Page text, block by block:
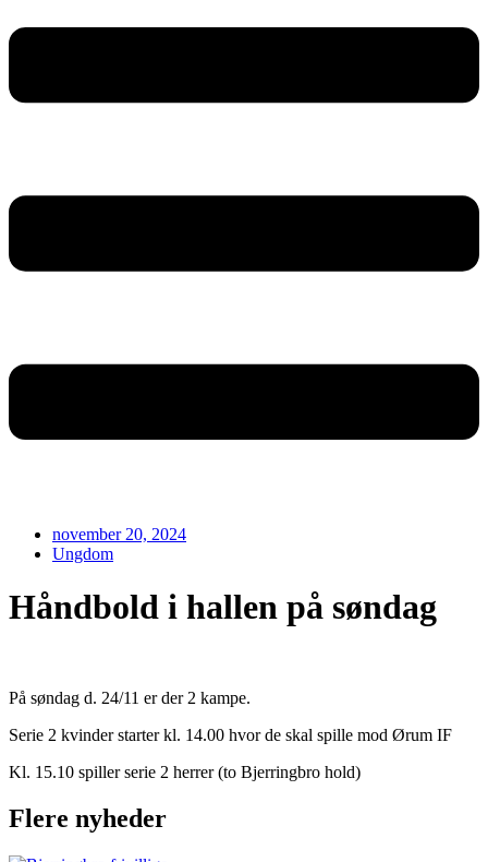
november 20, 2024
Ungdom
Håndbold i hallen på søndag
På søndag d. 24/11 er der 2 kampe.
Serie 2 kvinder starter kl. 14.00 hvor de skal spille mod Ørum IF
Kl. 15.10 spiller serie 2 herrer (to Bjerringbro hold)
Flere nyheder